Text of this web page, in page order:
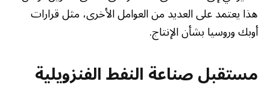
هذا يعتمد على العديد من العوامل الأخرى، مثل قرارات
أوبك وروسيا بشأن الإنتاج.
مستقبل صناعة النفط الفنزويلية